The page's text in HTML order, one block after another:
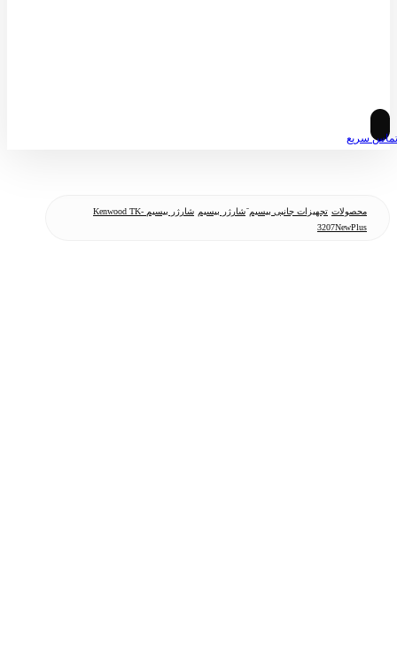
تماس سریع
محصولات تجهیزات جانبی بیسیم َشارژر بیسیم
شارژر بیسیم Kenwood TK-
3207NewPlus